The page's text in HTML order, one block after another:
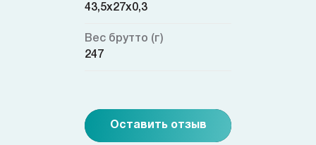
43,5x27x0,3
Вес брутто (г)
247
Оставить отзыв